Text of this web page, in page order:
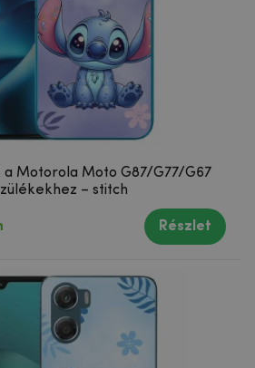
a Motorola Moto G87/G77/G67
– stitch
Részlet